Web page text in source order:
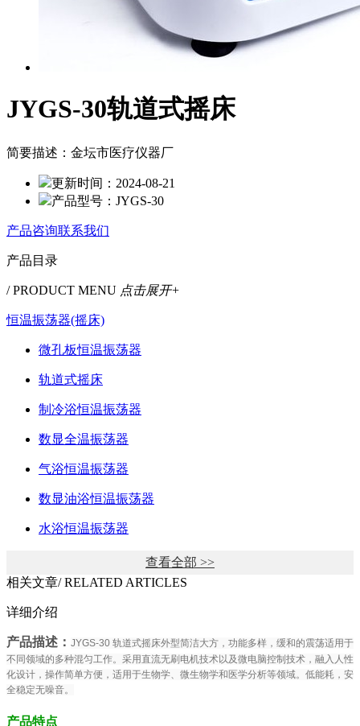
JYGS-30轨道式摇床
简要描述： 金坛市医疗仪器厂
更新时间： 2024-08-21
产品型号： JYGS-30
产品咨询联系我们
产品目录
/ PRODUCT MENU 点击展开+
恒温振荡器(摇床)
微孔板恒温振荡器
轨道式摇床
制冷浴恒温振荡器
数显全温振荡器
气浴恒温振荡器
数显油浴恒温振荡器
水浴恒温振荡器
查看全部 >>
相关文章/ RELATED ARTICLES
详细介绍
产品描述： JYGS-30 轨道式摇床外型简洁大方，功能多样，缓和的震荡适用于
不同领域的多种混匀工作。采用直流无刷电机技术以及微电脑控制技术，融入人性
化设计，操作简单方便，适用于生物学、微生物学和医学分析等领域。低能耗，安
全稳定无噪音。
产品特点